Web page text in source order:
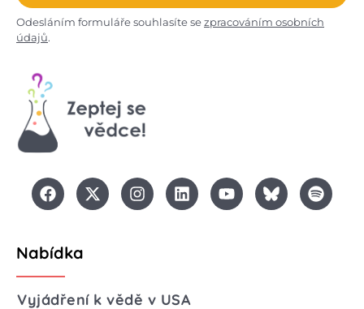
Odesláním formuláře souhlasíte sezpracováním osobních
údajů.
Nabídka
Vyjádření k vědě v USA